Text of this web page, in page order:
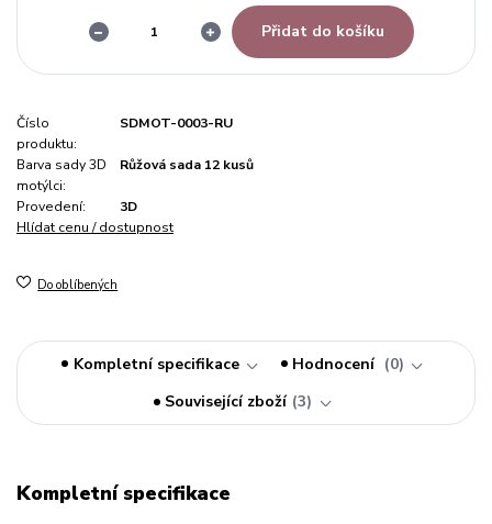
Přidat do košíku
Číslo
produktu:
SDMOT-0003-RU
Barva sady 3D
motýlci:
Růžová sada 12 kusů
Provedení:
3D
Hlídat cenu / dostupnost
Do oblíbených
Kompletní specifikace Hodnocení
0
Související zboží 3
Kompletní specifikace